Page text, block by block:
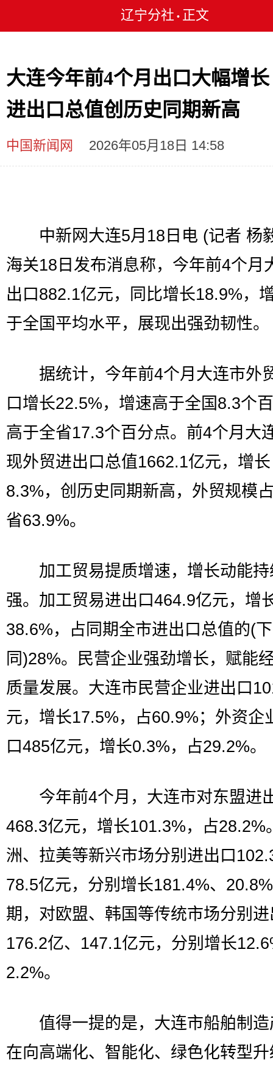
辽宁分社 • 正文
大连今年前4个月出口大幅增
进出口总值创历史同期新高
中国新闻网 2026年05月18日 14:58
中新网大连5月18日电 (记者 杨
海关18日发布消息称，今年前4个月
出口882.1亿元，同比增长18.9%，
于全国平均水平，展现出强劲韧性。
据统计，今年前4个月大连市外
口增长22.5%，增速高于全国8.3个
高于全省17.3个百分点。前4个月大
现外贸进出口总值1662.1亿元，增长
8.3%，创历史同期新高，外贸规模
省63.9%。
加工贸易提质增速，增长动能持
强。加工贸易进出口464.9亿元，增
38.6%，占同期全市进出口总值的(下
同)28%。民营企业强劲增长，赋能
质量发展。大连市民营企业进出口
元，增长17.5%，占60.9%；外资企
口485亿元，增长0.3%，占29.2%。
今年前4个月，大连市对东盟进
468.3亿元，增长101.3%，占28.2%
洲、拉美等新兴市场分别进出口
78.5亿元，分别增长181.4%、
期，对欧盟、韩国等传统市场分别
176.2亿、147.1亿元，分别增长
2.2%。
值得一提的是，大连市船舶制造
在向高端化、智能化、绿色化转型